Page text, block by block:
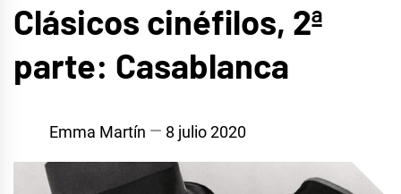
SERIES
Y TV
Clásicos cinéfilos, 2ª
parte: Casablanca
Emma Martín 8 julio 2020